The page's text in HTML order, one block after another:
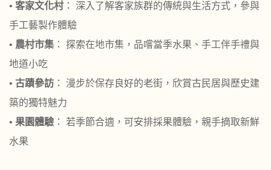
• 客家文化村 ： 深入了解客家族群的傳統與生活方式，參與
手工藝製作體驗
• 農村市集 ： 探索在地市集，品嚐當季水果、手工伴手禮與
地道小吃
• 古蹟參訪 ： 漫步於保存良好的老街，欣賞古民居與歷史建
築的獨特魅力
• 果園體驗 ： 若季節合適，可安排採果體驗，親手摘取新鮮
水果